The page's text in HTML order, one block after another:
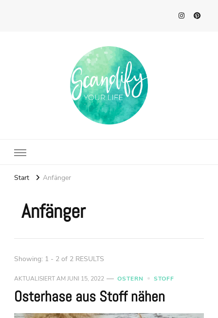
Start Anfänger
Anfänger
Showing: 1 - 2 of 2 RESULTS
AKTUALISIERT AM JUNI 15, 2022 OSTERN STOFF
Osterhase aus Stoff nähen